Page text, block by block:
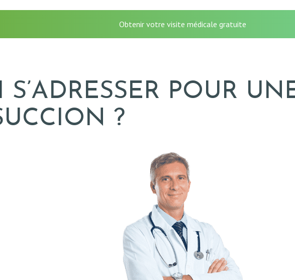
Obtenir votre visite médicale gratuite
POUR
?